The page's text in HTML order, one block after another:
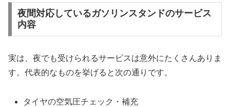
夜間対応しているガソリンスタンドのサービス
内容
実は、夜でも受けられるサービスは意外にたくさんありま
す。代表的なものを挙げると次の通りです。
タイヤの空気圧チェック・補充